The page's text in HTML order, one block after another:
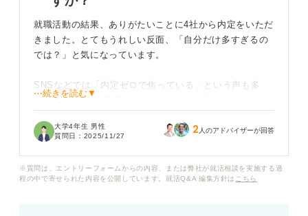
就職活動の結果、ありがたいことに4社から内定をいただ
きました。とてもうれしい反面、「自分だけ多すぎるの
では？」と気になっています。
SNSなどでは「内定ゼロで焦っている」という声も多
く、4社の内定が普通なのか、それとも珍しいことなのか
選びで意識すべきポイントを教えてください。
⋯続きを読む▼
大学4年生 男性
質問日： 2025/11/27 2 人のアドバイザーが回答
※質問は、エントリーフォームからの内容、または弊社が就活相談を実施する過
程の中で寄せられた内容を公開しています。就活Q&A 編集方針は こちら